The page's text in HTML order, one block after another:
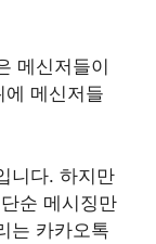
메신저들이
에 메신저들
니다. 하지만
순 메시징만
는 카카오톡